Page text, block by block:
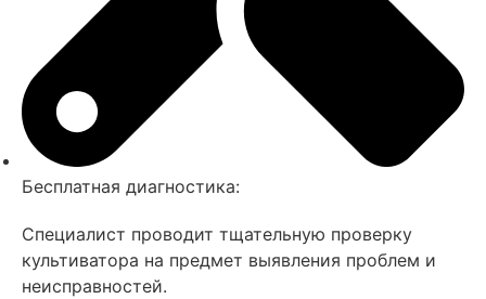
Бесплатная диагностика:
Специалист проводит тщательную проверку
культиватора на предмет выявления проблем и
неисправностей.